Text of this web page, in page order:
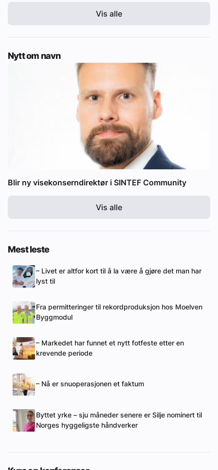
Vis alle
Nytt om navn
Blir ny visekonserndirektør i SINTEF Community
Vis alle
Mest leste
– Livet er altfor kort til å la være å gjøre det man har
lyst til
Fra permitteringer til rekordproduksjon hos Moelven
Byggmodul
– Markedet har funnet et nytt fotfeste etter en
krevende periode
– Nå er snuoperasjonen et faktum
Byttet yrke – sju måneder senere er Silje nominert til
Norges hyggeligste håndverker